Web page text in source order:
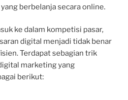
berbelanja secara online.
ke dalam kompetisi pasar,
digital menjadi tidak benar
Terdapat sebagian trik
marketing yang
berikut: